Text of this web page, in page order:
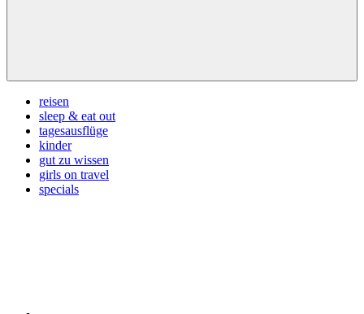
reisen
sleep & eat out
tagesausflüge
kinder
gut zu wissen
girls on travel
specials